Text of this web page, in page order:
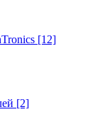
[12]
[2]